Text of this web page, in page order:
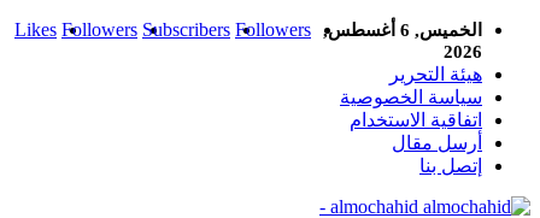
Likes Followers Subscribers Followers
الخميس, 6 أغسطس,
2026
هيئة التحرير
سياسة الخصوصية
اتفاقية الاستخدام
أرسل مقال
إتصل بنا
almochahid -